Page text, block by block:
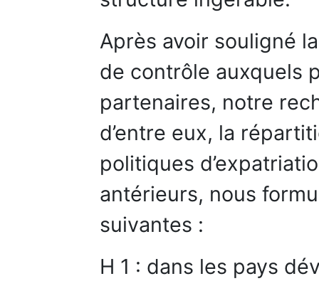
Après avoir souligné
de contrôle auxquels
partenaires, notre
d’entre eux, la
politiques
antérieurs, nous
suivantes :
H 1 : dans les pays